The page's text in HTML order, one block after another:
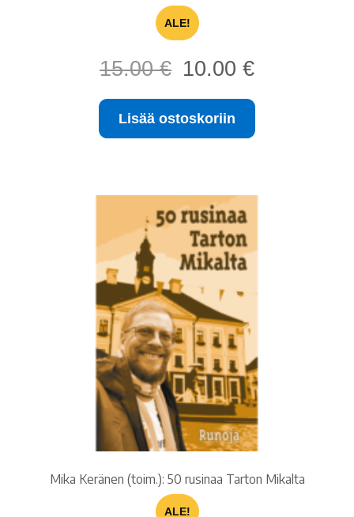
ALE!
15.00€
Alkuperäinen
hinta
oli:
15.00 €.
10.00 €Nykyinen
on:
Lisää ostoskoriin
Mika Keränen (toim.): 50 rusinaa Tarton Mikalta
ALE!